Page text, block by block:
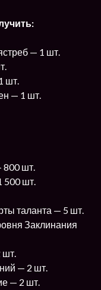
— 1 шт.
шт.
— 1 шт.
800 шт.
500 шт.
таланта — 5 шт.
Заклинания
шт.
— 2 шт.
— 2 шт.